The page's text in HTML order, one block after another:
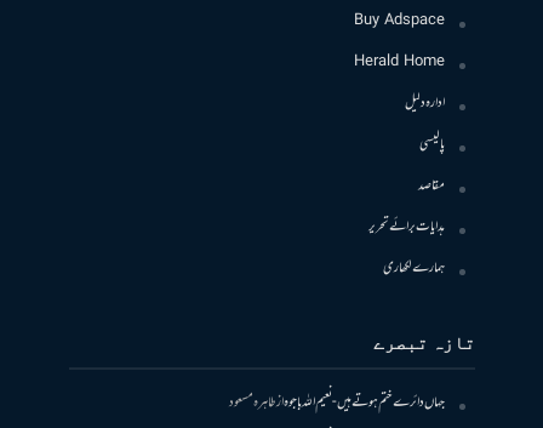
Buy Adspace
Herald Home
ادارہ دلیل
پالیسی
مقاصد
ہدایات برائے تحریر
ہمارے لکھاری
تازہ تبصرے
جہاں دائرے ختم ہوتے ہیں- نعیم اللہ باجوہازطاہرہ مسعود